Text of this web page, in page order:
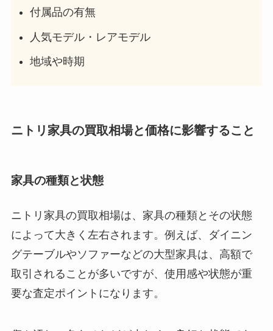
付属品の有無
人気モデル・レアモデル
地域や時期
ニトリ家具の買取相場と価格に影響すること
家具の種類と状態
ニトリ家具の買取相場は、家具の種類とその状態
によって大きく左右されます。例えば、ダイニン
グテーブルやソファーなどの大型家具は、高額で
取引されることが多いですが、使用感や状態が重
要な査定ポイントになります。